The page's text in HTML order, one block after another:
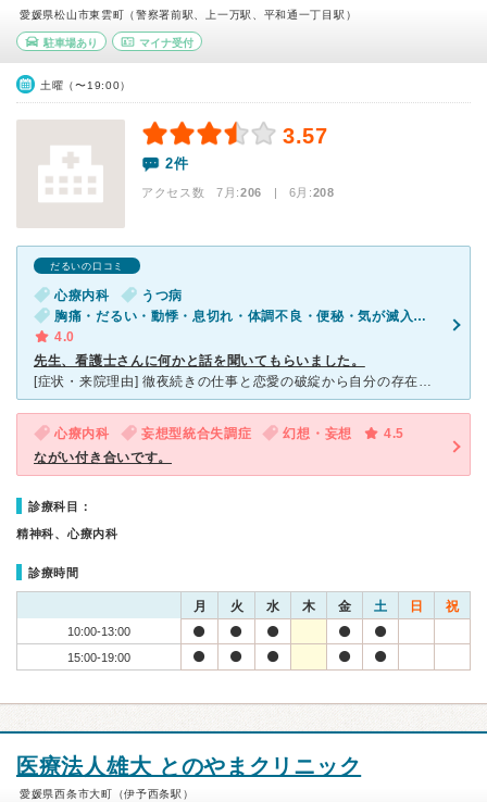
愛媛県松山市東雲町（警察署前駅、上一万駅、平和通一丁目駅）
駐車場あり マイナ受付
土曜（〜19:00）
3.57
2件
アクセス数 7月:206 | 6月:208
だるいの口コミ
心療内科
うつ病
胸痛・だるい・動悸・息切れ・体調不良・便秘・気が滅入る・不安
4.0
先生、看護士さんに何かと話を聞いてもらいました。
[症状・来院理由] 徹夜続きの仕事と恋愛の破綻から自分の存在がわからなくなり、手足の痺れや突然の精神の高揚、胸の痛みそして不眠が起きたところで妹からの紹介を受けてしののめクリニックへ伺いました。
心療内科 妄想型統合失調症 幻想・妄想
4.5
ながい付き合いです。
診療科目：
精神科、心療内科
診療時間
月 火 水 木 金 土 日 祝
10:00-13:00
15:00-19:00
医療法人雄大 とのやまクリニック
愛媛県西条市大町（伊予西条駅）